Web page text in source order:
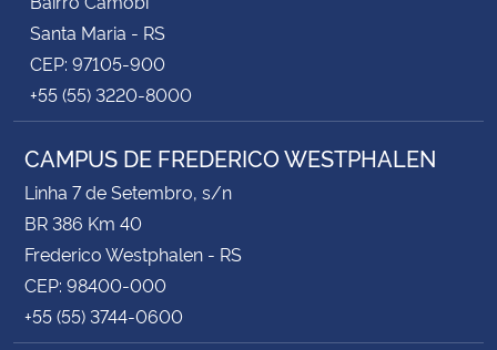
Santa Maria - RS
CEP: 97105-900
+55 (55) 3220-8000
CAMPUS DE FREDERICO WESTPHALEN
Linha 7 de Setembro, s/n
BR 386 Km 40
Frederico Westphalen - RS
CEP: 98400-000
+55 (55) 3744-0600